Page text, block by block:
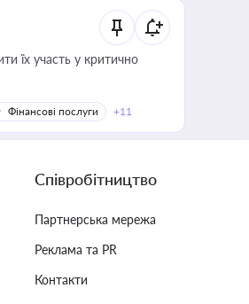
їх участь у критично
Фінансові послуги +11
Співробітництво
Партнерська мережа
Реклама та PR
Контакти